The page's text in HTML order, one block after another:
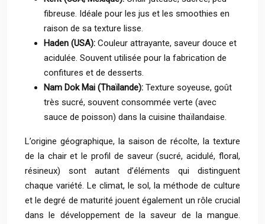
fibreuse. Idéale pour les jus et les smoothies en
raison de sa texture lisse.
Haden (USA): Couleur attrayante, saveur douce et
acidulée. Souvent utilisée pour la fabrication de
confitures et de desserts.
Nam Dok Mai (Thaïlande): Texture soyeuse, goût
très sucré, souvent consommée verte (avec
sauce de poisson) dans la cuisine thaïlandaise.
L’origine géographique, la saison de récolte, la texture
de la chair et le profil de saveur (sucré, acidulé, floral,
résineux) sont autant d’éléments qui distinguent
chaque variété. Le climat, le sol, la méthode de culture
et le degré de maturité jouent également un rôle crucial
dans le développement de la saveur de la mangue.